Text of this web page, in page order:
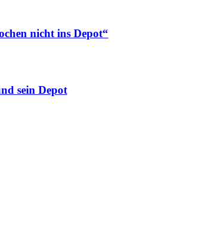
nicht ins Depot“
sein Depot